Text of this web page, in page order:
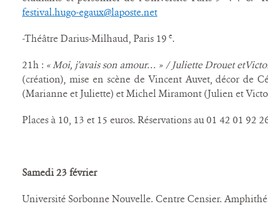
festival.hugo-egaux@laposte.net
-Théâtre Darius-Milhaud, Paris 19 e.
21h : « Moi, j’avais son amour… » / Juliette Drouet
(création), mise en scène de Vincent Auvet, décor de
(Marianne et Juliette) et Michel Miramont (Julien et
Places à 10, 13 et 15 euros. Réservations au 01 42 01 92
Samedi 23 février
Université Sorbonne Nouvelle. Centre Censier.